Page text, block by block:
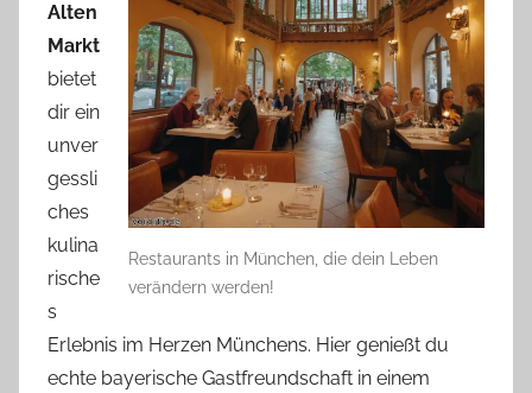
Restaurants in München, die dein Leben
verändern werden!
Alten
Markt
bietet
dir ein
unver
gessli
ches
kulina
rische
s
Erlebnis im Herzen Münchens. Hier genießt du
echte bayerische Gastfreundschaft in einem